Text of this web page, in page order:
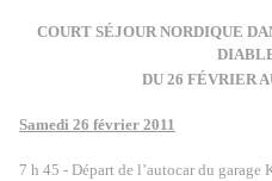
COURT SÉJOUR NORDIQUE
DU 26 FÉVRIER
Samedi 26 février 2011
7 h 45 - Départ de l’autocar du garage